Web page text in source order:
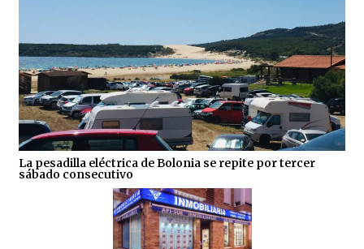
La pesadilla eléctrica de Bolonia se repite por tercer
sábado consecutivo